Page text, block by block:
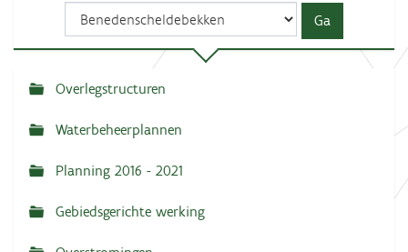
N
a
i
g
Overlegstructuren
Waterbeheerplannen
Planning 2016 - 2021
Gebiedsgerichte werking